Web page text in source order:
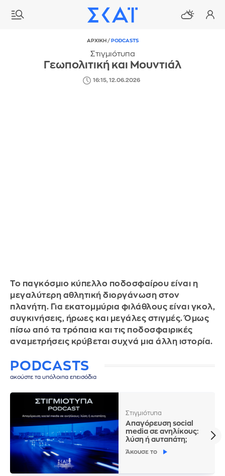
ΑΡΧΙΚΗ / PODCASTS
Στιγμιότυπα
Γεωπολιτική και Μουντιάλ
16:15, 12.06.2026
Το παγκόσμιο κύπελλο ποδοσφαίρου είναι η
μεγαλύτερη αθλητική διοργάνωση στον
πλανήτη. Για εκατομμύρια φιλάθλους είναι γκολ,
συγκινήσεις, ήρωες και μεγάλες στιγμές. Όμως
πίσω από τα τρόπαια και τις ποδοσφαιρικές
αναμετρήσεις κρύβεται συχνά μια άλλη ιστορία.
PODCASTS
ακούστε τα υπόλοιπα επεισόδια
Στιγμιότυπα
Απαγόρευση social
media σε ανηλίκους:
λύση ή αυταπάτη;
Άκουσε το